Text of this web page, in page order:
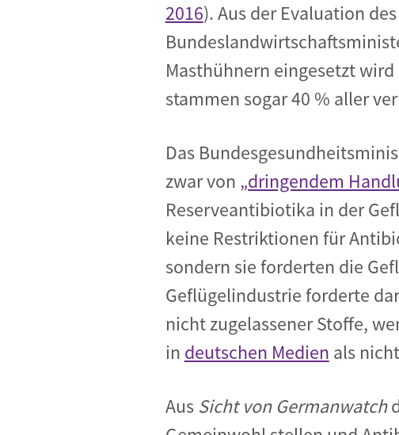
2016). Aus der Evaluation
Masthühnern eingesetzt wird
stammen sogar 40 % aller
Das
zwar von „dringendem
Reserveantibiotika in der
keine Restriktionen für
sondern sie forderten die
Geflügelindustrie forderte
nicht zugelassener Stoffe,
in deutschen Medien als
Aus Sicht von Germanwatch